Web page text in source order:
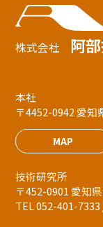
株式会社 阿
本社
〒4452-0942 愛
MAP
技術研究所
〒452-0901 愛知
TEL 052-401-